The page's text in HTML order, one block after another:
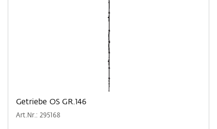
Getriebe OS GR.146
Art.Nr.: 295168